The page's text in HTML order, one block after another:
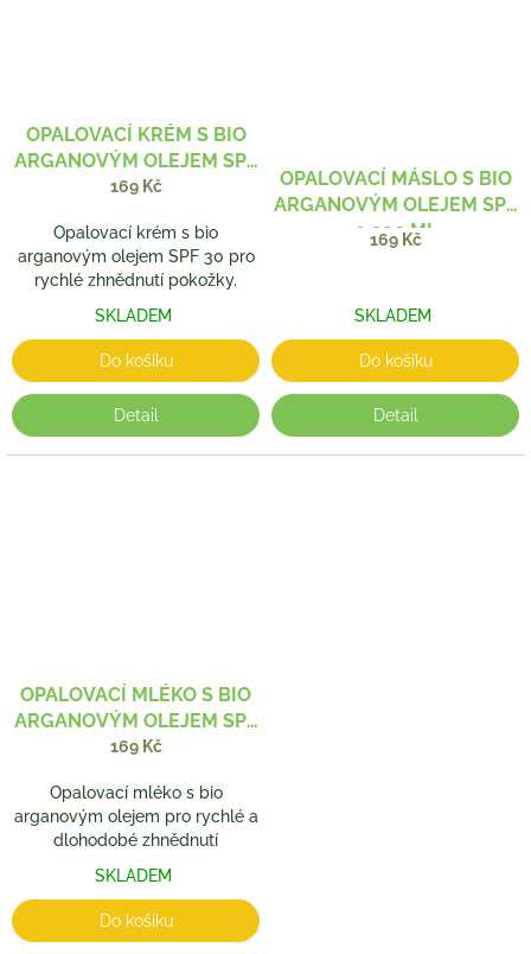
OPALOVACÍ KRÉM S BIO
ARGANOVÝM OLEJEM SPF
30
169 Kč
Opalovací krém s bio
arganovým olejem SPF 30 pro
rychlé zhnědnutí pokožky.
SKLADEM
Do košíku
Detail
OPALOVACÍ MÁSLO S BIO
ARGANOVÝM OLEJEM SPF
0 200 ML
169 Kč
SKLADEM
Do košíku
Detail
OPALOVACÍ MLÉKO S BIO
ARGANOVÝM OLEJEM SPF
20
169 Kč
Opalovací mléko s bio
arganovým olejem pro rychlé a
dlohodobé zhnědnutí
SKLADEM
Do košíku